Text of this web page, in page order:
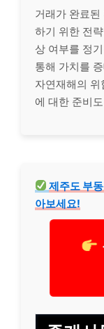
거래가 완료된
하기 위한 전
상 여부를 정
통해 가치를
자연재해의
에 대한 준비
제주도 부
아보세요!